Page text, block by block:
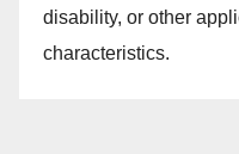
disability, or other
characteristics.